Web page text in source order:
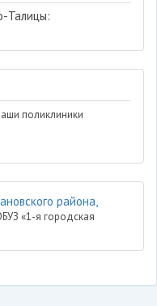
Талицы:
поликлиники
района,
«1-я городская